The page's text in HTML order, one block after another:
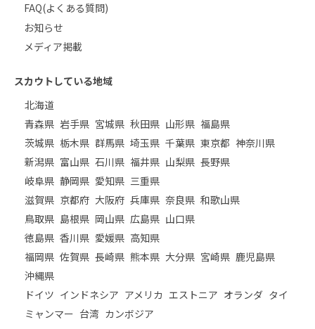
FAQ(よくある質問)
お知らせ
メディア掲載
スカウトしている地域
北海道
青森県 岩手県 宮城県 秋田県 山形県 福島県
茨城県 栃木県 群馬県 埼玉県 千葉県 東京都 神奈川県
新潟県 富山県 石川県 福井県 山梨県 長野県
岐阜県 静岡県 愛知県 三重県
滋賀県 京都府 大阪府 兵庫県 奈良県 和歌山県
鳥取県 島根県 岡山県 広島県 山口県
徳島県 香川県 愛媛県 高知県
福岡県 佐賀県 長崎県 熊本県 大分県 宮崎県 鹿児島県
沖縄県
ドイツ インドネシア アメリカ エストニア オランダ タイ
ミャンマー 台湾 カンボジア